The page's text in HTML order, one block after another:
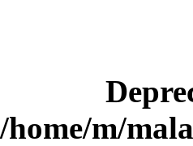
/home/m/